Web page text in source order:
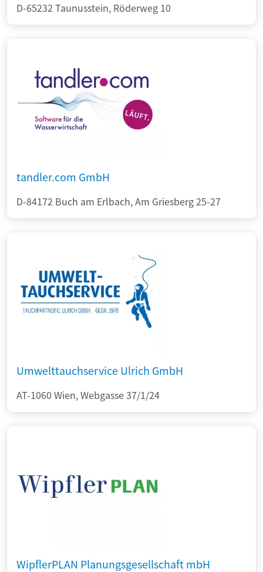
D-65232 Taunusstein, Röderweg 10
tandler.com GmbH
D-84172 Buch am Erlbach, Am Griesberg 25-27
Umwelttauchservice Ulrich GmbH
AT-1060 Wien, Webgasse 37/1/24
WipflerPLAN Planungsgesellschaft mbH